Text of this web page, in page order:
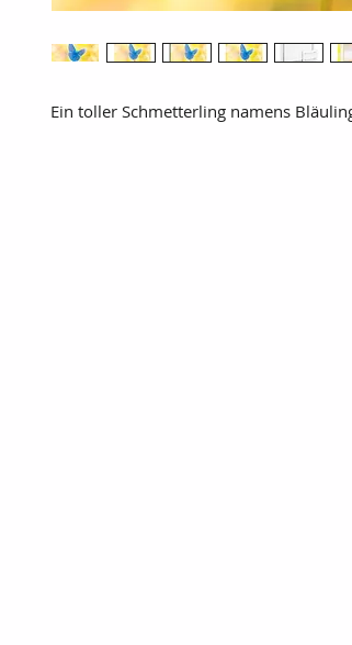
Ein toller Schmetterling namens